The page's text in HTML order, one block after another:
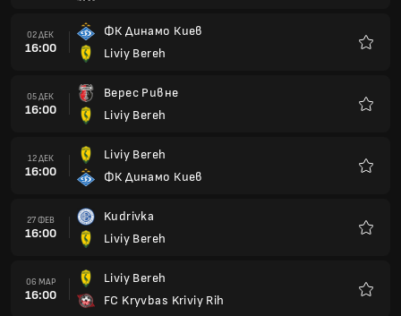
02 ДЕК
16:00
ФК Динамо Киев
Liviy Bereh
05 ДЕК
16:00
Верес Ривне
Liviy Bereh
12 ДЕК
16:00
Liviy Bereh
ФК Динамо Киев
27 ФЕВ
16:00
Kudrivka
Liviy Bereh
06 МАР
16:00
Liviy Bereh
FC Kryvbas Kriviy Rih